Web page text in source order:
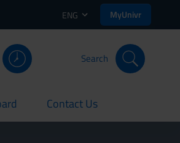
ENG MyUnivr
Search
Contact Us
current